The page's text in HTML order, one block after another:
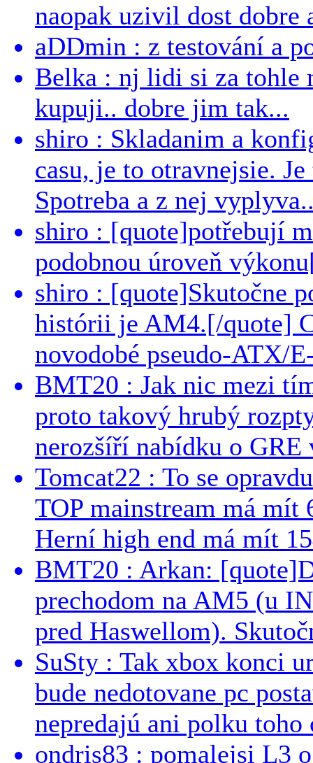
naopak uzivil dost dobre
aDDmin : z testování a
Belka : nj lidi si za tohle
kupuji.. dobre jim tak...
shiro : Skladanim a
casu, je to otravnejsie.
Spotreba a z nej
shiro : [quote]potřebují
podobnou úroveň
shiro : [quote]Skutočne
histórii je AM4.[/quote]
novodobé pseudo-ATX/
BMT20 : Jak nic mezi
proto takový hrubý
nerozšíří nabídku o GRE
Tomcat22 : To se
TOP mainstream má
Herní high end má mít
BMT20 : Arkan:
prechodom na AM5 (u
pred Haswellom).
SuSty : Tak xbox konci
bude nedotovane pc
nepredajú ani polku toho
ondris83 : pomalejsi L3